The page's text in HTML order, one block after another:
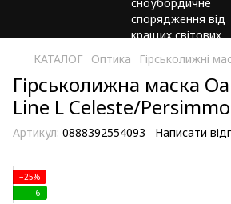
КАТАЛОГ Оптика Гірськолижні
Гірськолижна маска
Line L Celeste/
Артикул: 0888392554093 Написати
−25%
6